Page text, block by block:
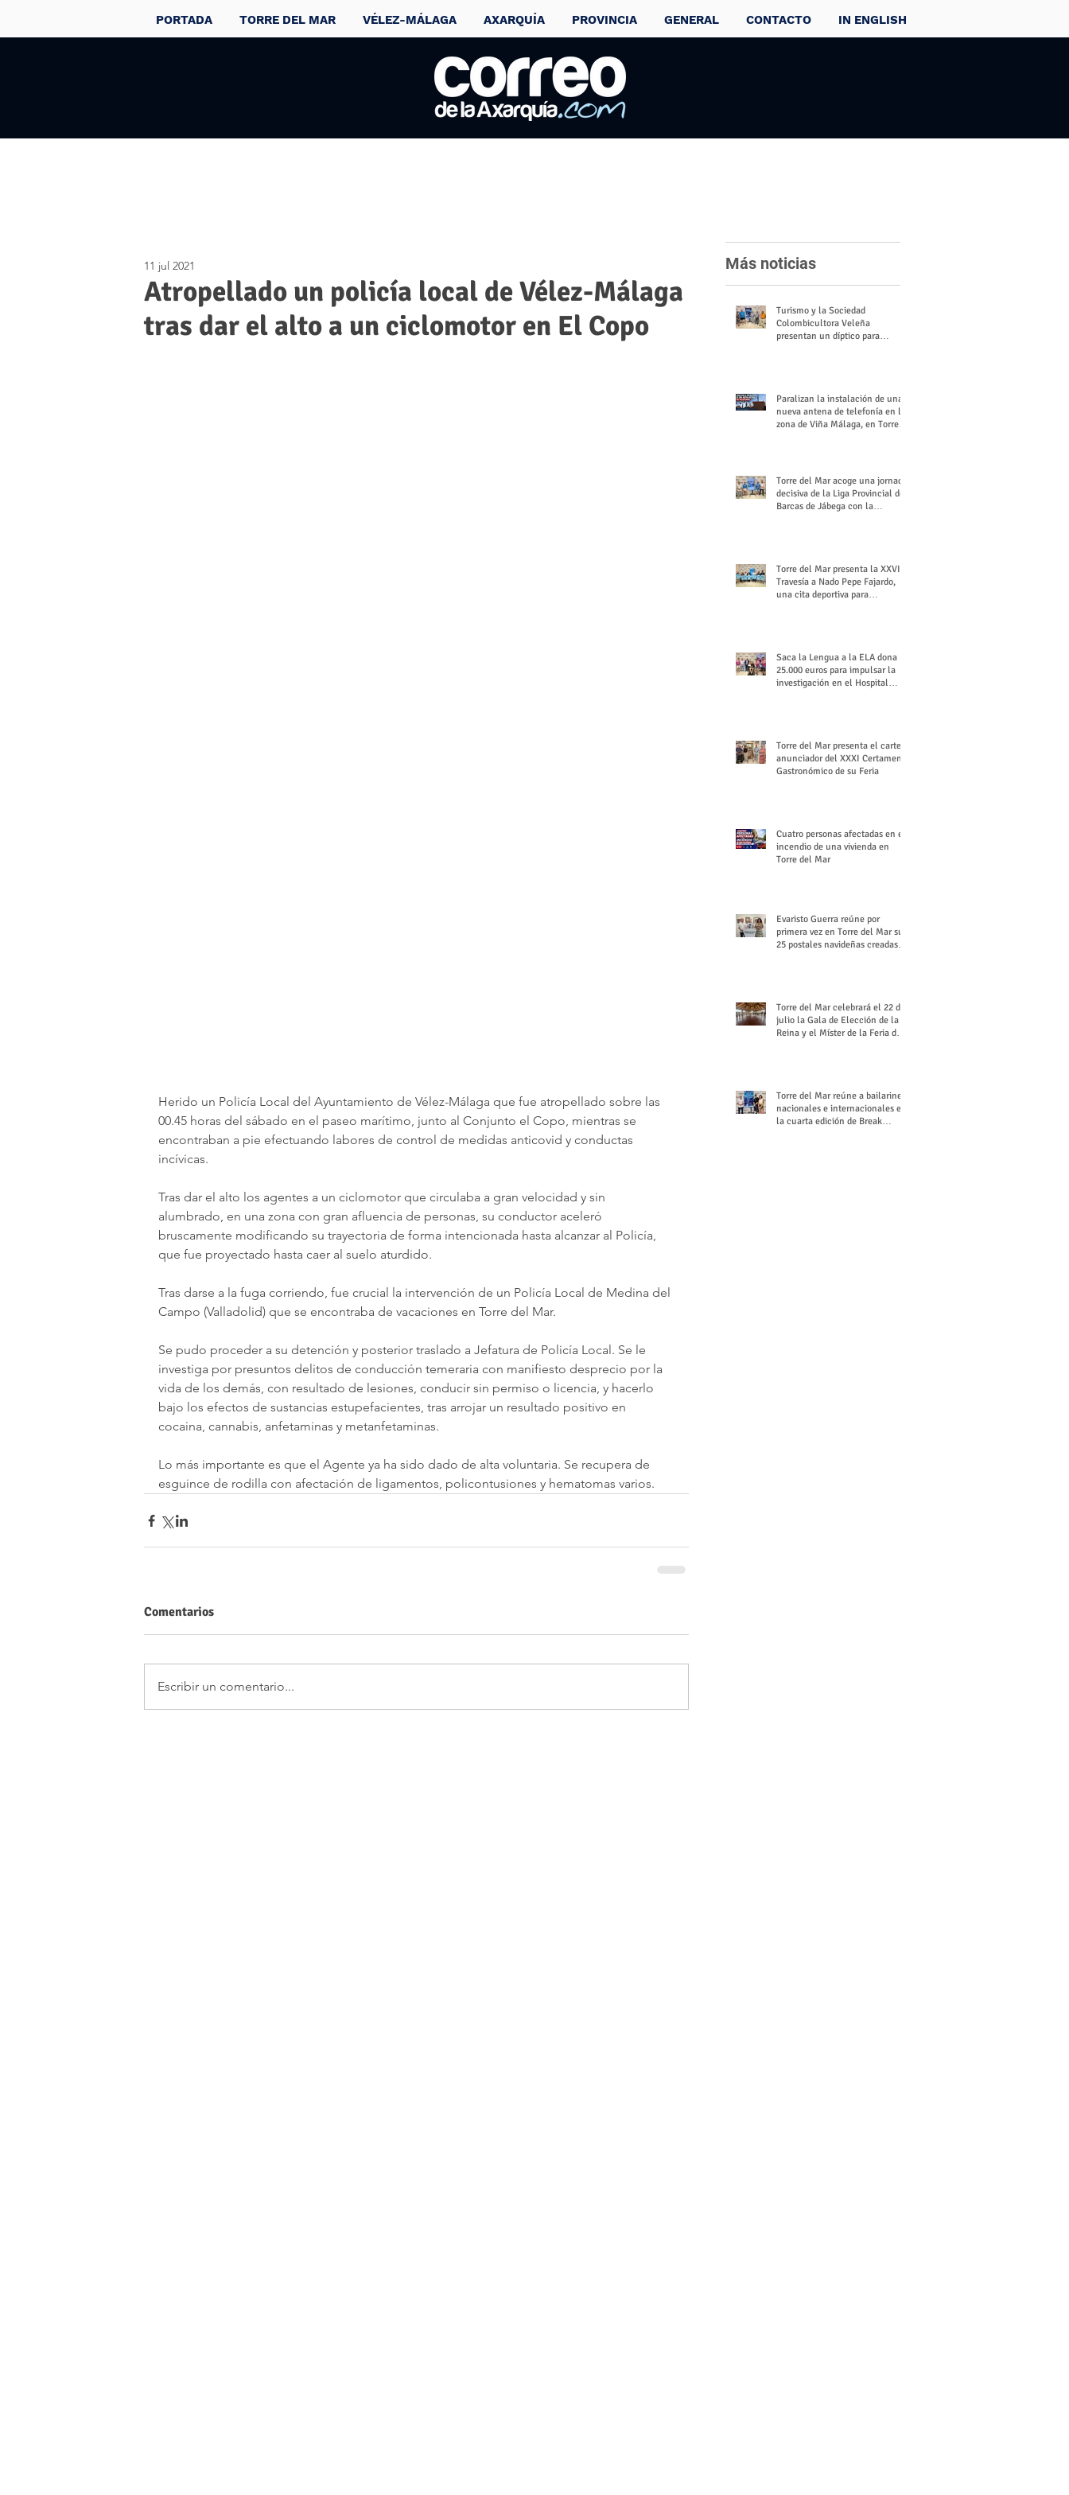
PORTADA TORRE DEL MAR VÉLEZ-MÁLAGA AXARQUÍA PROVINCIA GENERAL CONTACTO IN ENGLISH
Atropellado un policía local de Vélez-Málaga
tras dar el alto a un ciclomotor en El Copo
11 jul 2021
Herido un Policía Local del Ayuntamiento de Vélez-Málaga que fue atropellado sobre las
00.45 horas del sábado en el paseo marítimo, junto al Conjunto el Copo, mientras se
encontraban a pie efectuando labores de control de medidas anticovid y conductas
incívicas.
Tras dar el alto los agentes a un ciclomotor que circulaba a gran velocidad y sin
alumbrado, en una zona con gran afluencia de personas, su conductor aceleró
bruscamente modificando su trayectoria de forma intencionada hasta alcanzar al Policía,
que fue proyectado hasta caer al suelo aturdido.
Tras darse a la fuga corriendo, fue crucial la intervención de un Policía Local de Medina del
Campo (Valladolid) que se encontraba de vacaciones en Torre del Mar.
Se pudo proceder a su detención y posterior traslado a Jefatura de Policía Local. Se le
investiga por presuntos delitos de conducción temeraria con manifiesto desprecio por la
vida de los demás, con resultado de lesiones, conducir sin permiso o licencia, y hacerlo
bajo los efectos de sustancias estupefacientes, tras arrojar un resultado positivo en
cocaina, cannabis, anfetaminas y metanfetaminas.
Lo más importante es que el Agente ya ha sido dado de alta voluntaria. Se recupera de
esguince de rodilla con afectación de ligamentos, policontusiones y hematomas varios.
Comentarios
Escribir un comentario...
Más noticias
Turismo y la Sociedad
Colombicultora Veleña
presentan un díptico para
Paralizan la instalación de una
nueva antena de telefonía en la
zona de Viña Málaga, en Torre
Torre del Mar acoge una jornada
decisiva de la Liga Provincial de
Barcas de Jábega con la
Torre del Mar presenta la XXVI
Travesía a Nado Pepe Fajardo,
una cita deportiva para
Saca la Lengua a la ELA dona
25.000 euros para impulsar la
investigación en el Hospital
Torre del Mar presenta el cartel
anunciador del XXXI Certamen
Gastronómico de su Feria
Cuatro personas afectadas en el
incendio de una vivienda en
Torre del Mar
Evaristo Guerra reúne por
primera vez en Torre del Mar sus
25 postales navideñas creadas
Torre del Mar celebrará el 22 de
julio la Gala de Elección de la
Reina y el Míster de la Feria de
Torre del Mar reúne a bailarines
nacionales e internacionales en
la cuarta edición de Break